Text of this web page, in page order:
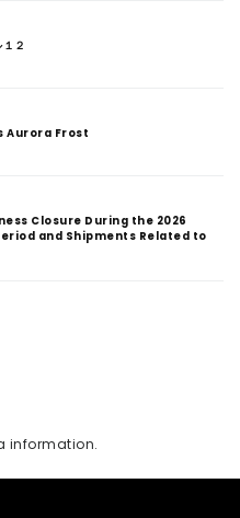
２
Aurora Frost
Closure During the 2026
and Shipments Related to
information.